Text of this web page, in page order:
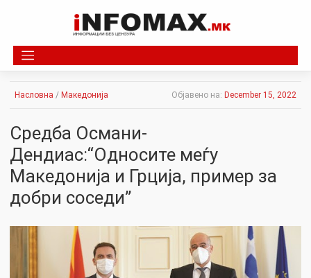
Насловна / Македонија Објавено на: December 15, 2022
Средба Османи-
Дендиас:“Односите меѓу
Македонија и Грција, пример за
добри соседи”